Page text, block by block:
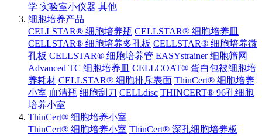
学 实验室小仪器 其他
细胞培养产品
CELLSTAR® 细胞培养瓶 CELLSTAR® 细胞培养皿
CELLSTAR® 细胞培养多孔板 CELLSTAR® 细胞培养微
孔板 CELLSTAR® 细胞培养管 EASYstrainer 细胞筛网
Advanced TC 细胞培养皿 CELLCOAT® 蛋白包被细胞培
养耗材 CELLSTAR® 细胞排斥表面 ThinCert® 细胞培养
小室 血清瓶 细胞刮刀 CELLdisc THINCERT® 96孔细胞
培养小室
ThinCert® 细胞培养小室
ThinCert® 细胞培养小室 ThinCert® 深孔细胞培养板